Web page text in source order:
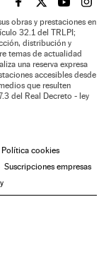
EL PAÍS BRASIL EN
EL PAÍSEL PAÍS
EL
obras y prestaciones en
32.1 del TRLPI;
distribución y
temas de actualidad
una reserva expresa
accesibles desde
que resulten
del Real Decreto - ley
Política cookies
Suscripciones empresas